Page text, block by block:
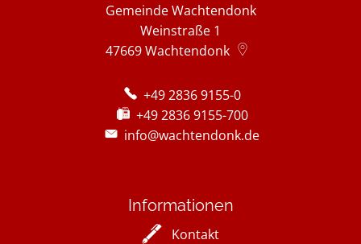
Gemeinde Wachtendonk
Weinstraße 1
47669Wachtendonk
+49 2836 9155-0
+49 2836 9155-700
info@wachtendonk.de
Informationen
Kontakt